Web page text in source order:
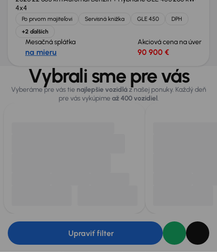
4x4
Po prvom majiteľovi Servisná knižka GLE 450
DPH
+2 ďalších
Mesačná splátka
na mieru
Akciová cena na úver
90 900 €
Vybrali sme pre vás
Vyberáme pre vás tie najlepšie vozidláz našej ponuky. Každý deň
pre vás vykúpimeaž 400 vozidiel.
Upraviť filter